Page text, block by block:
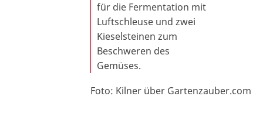
für die Fermen­tation mit
Luftschleuse und zwei
Kieselsteinen zum
Beschweren des
Gemüses.
Foto: Kilner über Gartenzauber.com